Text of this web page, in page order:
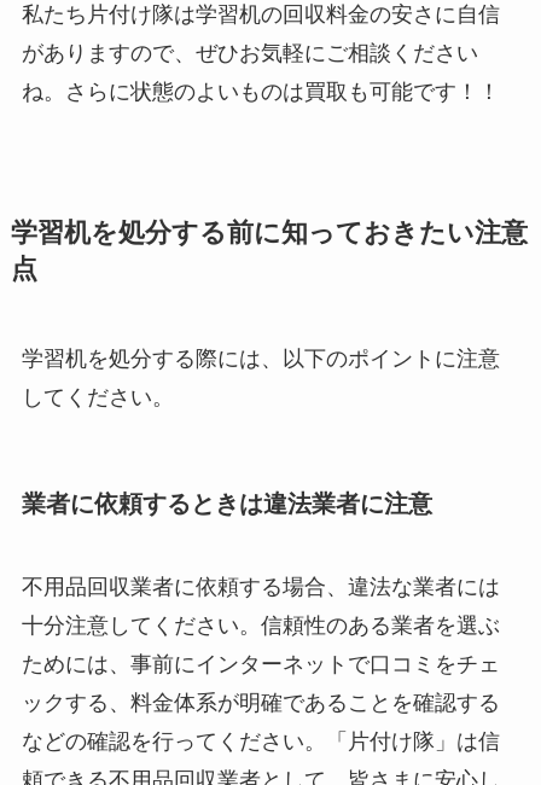
私たち片付け隊は学習机の回収料金の安さに自信
がありますので、ぜひお気軽にご相談ください
ね。さらに状態のよいものは買取も可能です！！
学習机を処分する前に知っておきたい注意
点
学習机を処分する際には、以下のポイントに注意
してください。
業者に依頼するときは違法業者に注意
不用品回収業者に依頼する場合、違法な業者には
十分注意してください。信頼性のある業者を選ぶ
ためには、事前にインターネットで口コミをチェ
ックする、料金体系が明確であることを確認する
などの確認を行ってください。「片付け隊」は信